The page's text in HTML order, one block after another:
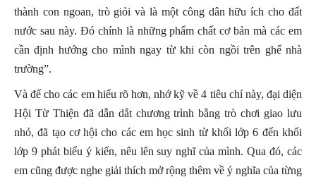
thành con ngoan, trò giỏi và là một công dân hữu ích cho đất
nước sau này. Đó chính là những phẩm chất cơ bản mà các em
cần định hướng cho mình ngay từ khi còn ngồi trên ghế nhà
trường”.
Và để cho các em hiểu rõ hơn, nhớ kỹ về 4 tiêu chí này, đại diện
Hội Từ Thiện đã dẫn dắt chương trình bằng trò chơi giao lưu
nhỏ, đã tạo cơ hội cho các em học sinh từ khối lớp 6 đến khối
lớp 9 phát biểu ý kiến, nêu lên suy nghĩ của mình. Qua đó, các
em cũng được nghe giải thích mở rộng thêm về ý nghĩa của từng